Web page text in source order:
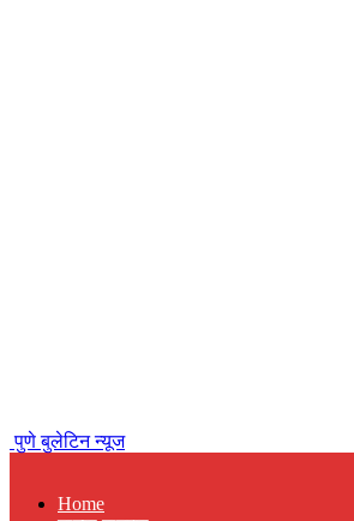
पुणे बुलेटिन न्यूज
Home